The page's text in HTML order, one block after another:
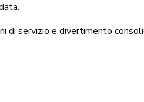
servizio e divertimento